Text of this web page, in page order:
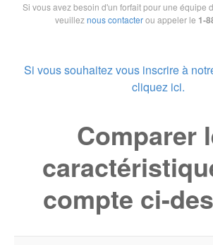
Si vous avez besoin d'un forfait pour une équipe
veuilleznous contacterou appeler le 1-
Si vous souhaitez vous inscrire à
cliquez ici.
Comparer
compte ci-